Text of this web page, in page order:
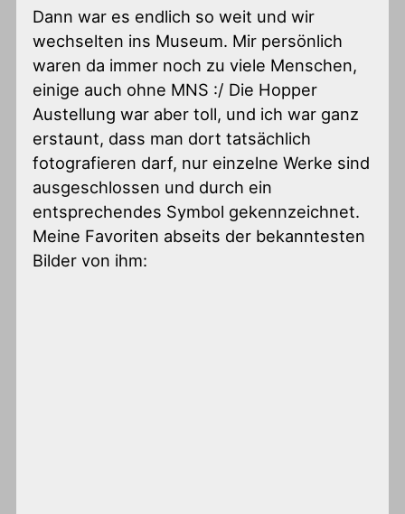
Dann war es endlich so weit und wir
wechselten ins Museum. Mir persönlich
waren da immer noch zu viele Menschen,
einige auch ohne MNS :/ Die Hopper
Austellung war aber toll, und ich war ganz
erstaunt, dass man dort tatsächlich
fotografieren darf, nur einzelne Werke sind
ausgeschlossen und durch ein
entsprechendes Symbol gekennzeichnet.
Meine Favoriten abseits der bekanntesten
Bilder von ihm: